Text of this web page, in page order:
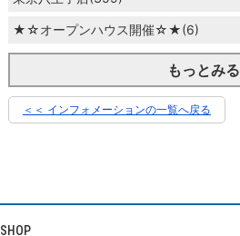
★☆オープンハウス開催☆★(6)
もっとみる
＜＜ インフォメーションの一覧へ戻る
SHOP